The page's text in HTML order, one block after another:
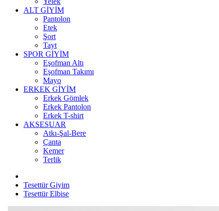
ALT GİYİM
Pantolon
Etek
Şort
Tayt
SPOR GİYİM
Eşofman Altı
Eşofman Takımı
Mayo
ERKEK GİYİM
Erkek Gömlek
Erkek Pantolon
Erkek T-shirt
AKSESUAR
Atkı-Şal-Bere
Çanta
Kemer
Terlik
Tesettür Giyim
Tesettür Elbise